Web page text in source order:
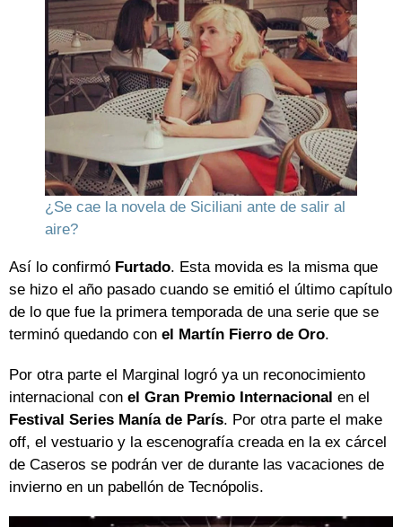
¿Se cae la novela de Siciliani ante de salir al
aire?
Así lo confirmó Furtado. Esta movida es la misma que
se hizo el año pasado cuando se emitió el último capítulo
de lo que fue la primera temporada de una serie que se
terminó quedando con el Martín Fierro de Oro.
Por otra parte el Marginal logró ya un reconocimiento
internacional con el Gran Premio Internacional en el
Festival Series Manía de París. Por otra parte el make
off, el vestuario y la escenografía creada en la ex cárcel
de Caseros se podrán ver de durante las vacaciones de
invierno en un pabellón de Tecnópolis.